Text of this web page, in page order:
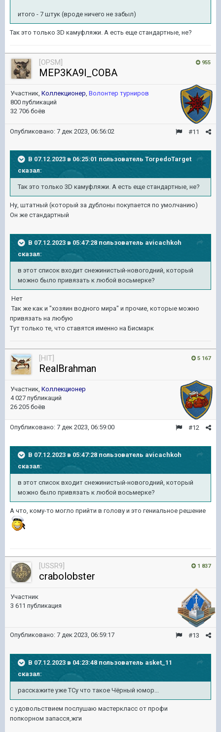
итого - 7 штук (вроде ничего не забыл)
Так это только 3D камуфляжи. А есть еще стандартные, не?
955
[OPSM]
MEP3KA9l_COBA
Участник, Коллекционер, Волонтер турниров
800 публикаций
32 706 боёв
#11
Опубликовано: 7 дек 2023, 06:56:02
В 07.12.2023 в 06:25:01 пользователь TorpedoTarget
сказал:
Так это только 3D камуфляжи. А есть еще стандартные, не?
Ну, штатный (который за дублоны покупается по умолчанию)
Он же стандартный
В 07.12.2023 в 05:47:28 пользователь avicachkoh
сказал:
в этот список входит снежинистый-новогодний, который
можно было привязать к любой восьмерке?
Нет
Так же как и "хозяин водного мира" и прочие, которые можно
привязать на любую
Тут только те, что ставятся именно на Бисмарк
5 167
[HIT]
RealBrahman
Участник, Коллекционер
4 027 публикаций
26 205 боёв
#12
Опубликовано: 7 дек 2023, 06:59:00
В 07.12.2023 в 05:47:28 пользователь avicachkoh
сказал:
в этот список входит снежинистый-новогодний, который
можно было привязать к любой восьмерке?
А что, кому-то могло прийти в голову и это гениальное решение
1 837
[USSR9]
crabolobster
Участник
3 611 публикация
#13
Опубликовано: 7 дек 2023, 06:59:17
В 07.12.2023 в 04:23:48 пользователь asket_11
сказал:
расскажите уже ТСу что такое Чёрный юмор...
с удовольствием послушаю мастеркласс от профи
попкорном запасся,жги